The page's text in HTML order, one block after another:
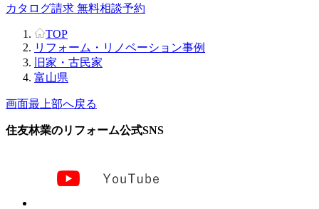
カタログ請求 無料相談予約
TOP
リフォーム・リノベーション事例
旧家・古民家
富山県
画面最上部へ戻る
住友林業のリフォーム公式SNS